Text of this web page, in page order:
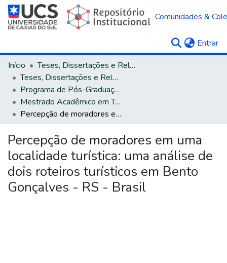
Comunidades &
Entrar
Início
Teses, Dissertações e Relatórios
Teses, Dissertações e Relatórios defendidos na UCS
Programa de Pós-Graduação em Turismo e Hospitalidade
Mestrado Acadêmico em Turismo e Hospitalidade
Percepção de moradores em uma localidade turística: uma análise de dois roteiros turísticos em Bento Gonçalves - RS - Brasil
Percepção de moradores em uma
localidade turística: uma análise de
dois roteiros turísticos em Bento
Gonçalves - RS - Brasil